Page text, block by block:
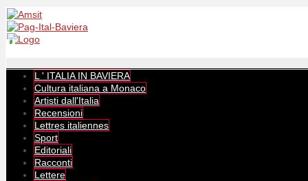
L ' ITALIA IN BAVIERA
Cultura italiana a Monaco
Artisti dall'Italia
Recensioni
Lettres italiennes
Sport
Editoriali
Racconti
Lettere